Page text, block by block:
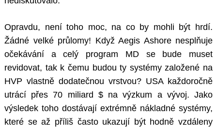
Opravdu, není toho moc, na co by mohli být hrdí.
Žádné velké průlomy! Když Aegis Ashore nesplňuje
očekávání a celý program MD se bude muset
revidovat, tak k čemu budou ty systémy založené na
HVP vlastně dodatečnou vrstvou? USA každoročně
utrácí přes 70 miliard $ na výzkum a vývoj. Jako
výsledek toho dostávají extrémně nákladné systémy,
které se až příliš často ukazují být hodně vzdáleny